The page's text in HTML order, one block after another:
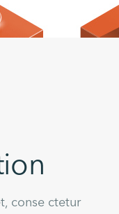
conse ctetur